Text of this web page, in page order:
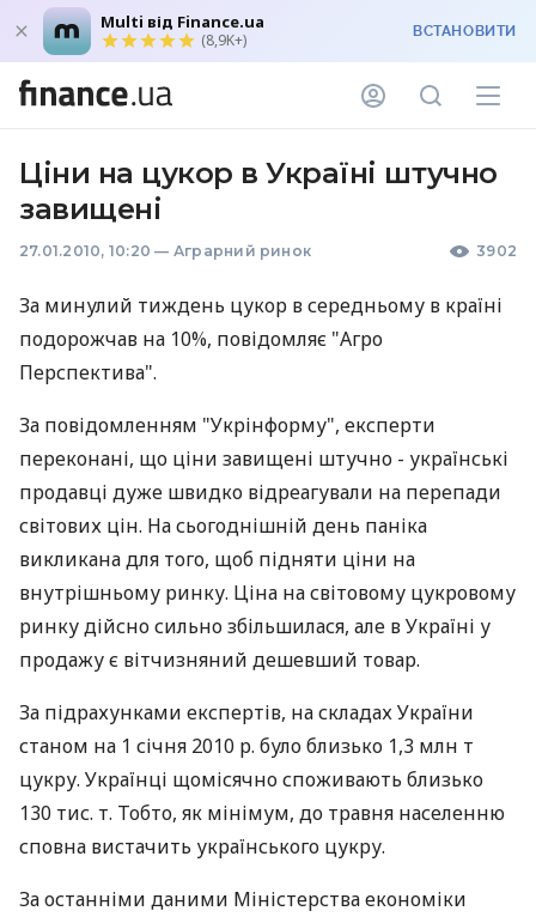
Multi від Finance.ua
(8,9K+) ВСТАНОВИТИ
Ціни на цукор в Україні штучно
завищені
27.01.2010, 10:20 — Аграрний ринок 3902
За минулий тиждень цукор в середньому в країні
подорожчав на 10%, повідомляє "Агро
Перспектива".
За повідомленням "Укрінформу", експерти
переконані, що ціни завищені штучно - українські
продавці дуже швидко відреагували на перепади
світових цін. На сьогоднішній день паніка
викликана для того, щоб підняти ціни на
внутрішньому ринку. Ціна на світовому цукровому
ринку дійсно сильно збільшилася, але в Україні у
продажу є вітчизняний дешевший товар.
За підрахунками експертів, на складах України
станом на 1 січня 2010 р. було близько 1,3 млн т
цукру. Українці щомісячно споживають близько
130 тис. т. Тобто, як мінімум, до травня населенню
сповна вистачить українського цукру.
За останніми даними Міністерства економіки